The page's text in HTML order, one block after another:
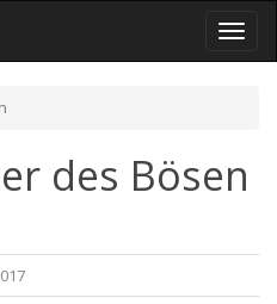
Toggle
des Bösen